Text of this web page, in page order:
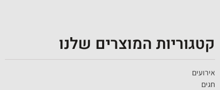
קטגוריות המוצרים שלנו
אירועים
חגים